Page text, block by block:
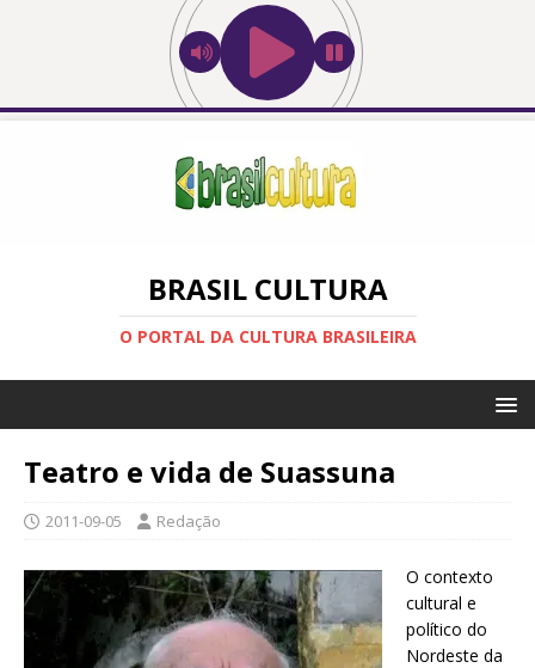
BRASIL CULTURA
O PORTAL DA CULTURA BRASILEIRA
Teatro e vida de Suassuna
2011-09-05 Redação
O contexto
cultural e
político do
Nordeste da